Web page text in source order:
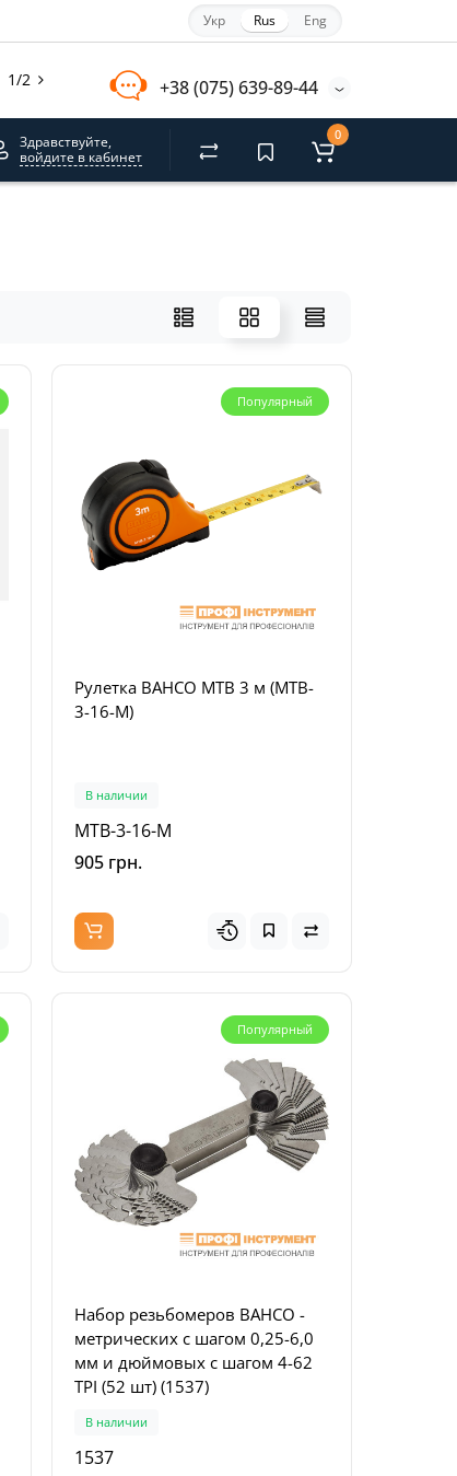
Укр Rus Eng
+38 (075) 639-89-44
1/2
Здравствуйте,
войдите в кабинет
0
576413 Festool Фрезер для
дюбельных соединений DF
500 Q-Plus DOMINO (вместо
574325)
Предзаказ
0
54912 грн.
Популярный
Рулетка BAHCO MTB 3 м (MTB-
3-16-M)
В наличии
MTB-3-16-M
905 грн.
Популярный
Набор резьбомеров BAHCO -
метрических с шагом 0,25-6,0
мм и дюймовых с шагом 4-62
TPI (52 шт) (1537)
В наличии
1537